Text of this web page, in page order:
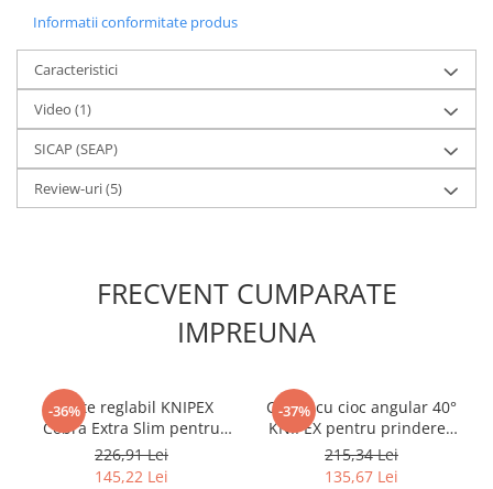
Informatii conformitate produs
Caracteristici
Video (1)
SICAP (SEAP)
Review-uri(5)
FRECVENT CUMPARATE
IMPREUNA
-36%
Cleste reglabil KNIPEX
Cobra Extra Slim pentru
instalatii sanitare,
automotive si spatii greu
226,91 Lei
145,22 Lei
-37%
Cleste cu cioc angular 40°
KNIPEX pentru prinderea
materialelor rotunde si
taiere conductori, maner
215,34 Lei
135,67 Lei